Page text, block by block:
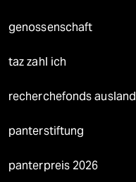
genossenschaft
taz zahl ich
recherchefonds ausland
panterstiftung
panterpreis 2026